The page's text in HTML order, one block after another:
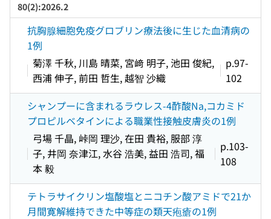
80(2):2026.2
抗胸腺細胞免疫グロブリン療法後に生じた血清病の
1例
菊澤 千秋, 川島 晴菜, 宮﨑 明子, 池田 俊紀,
西浦 伸子, 前田 哲生, 越智 沙織
p.97-
102
シャンプーに含まれるラウレス-4酢酸Na,コカミド
プロピルベタインによる職業性接触皮膚炎の1例
弓場 千晶, 峠岡 理沙, 在田 貴裕, 服部 淳
子, 井岡 奈津江, 水谷 浩美, 益田 浩司, 福
本 毅
p.103-
108
テトラサイクリン塩酸塩とニコチン酸アミドで21か
月間寛解維持できた中等症の類天疱瘡の1例